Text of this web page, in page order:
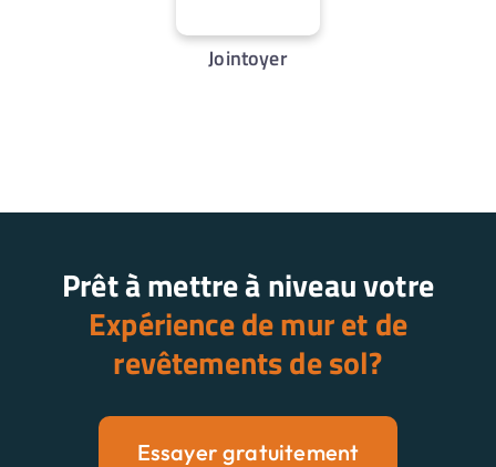
Jointoyer
Prêt à mettre à niveau votre
Expérience de mur et de
revêtements de sol?
Essayer gratuitement